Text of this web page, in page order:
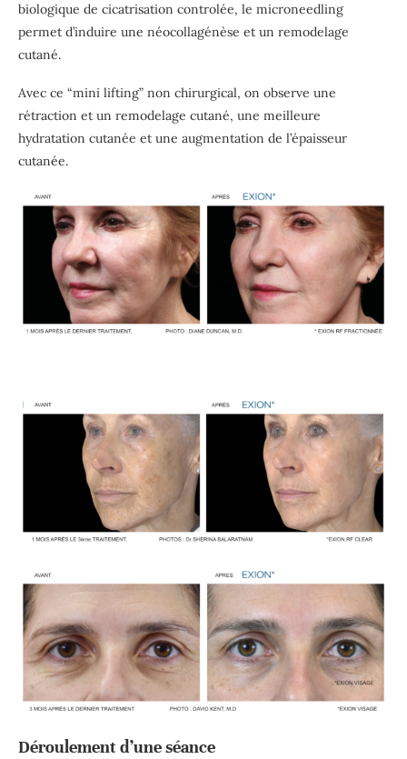
biologique de cicatrisation controlée, le microneedling
permet d’induire une néocollagénèse et un remodelage
cutané.
Avec ce “mini lifting” non chirurgical, on observe une
rétraction et un remodelage cutané, une meilleure
hydratation cutanée et une augmentation de l’épaisseur
cutanée.
Déroulement d’une séance